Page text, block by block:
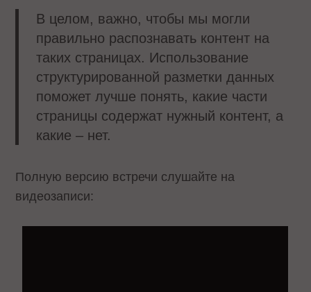
В целом, важно, чтобы мы могли
правильно распознавать контент на
таких страницах. Использование
структурированной разметки данных
поможет лучше понять, какие части
страницы содержат нужный контент, а
какие – нет.
Полную версию встречи слушайте на
видеозаписи: